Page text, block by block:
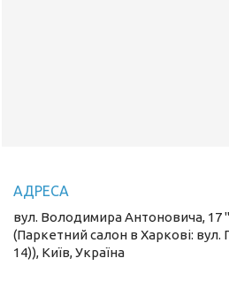
вул. Володимира Антоновича, 17
(Паркетний салон в Харкові: вул.
14)), Київ, Україна